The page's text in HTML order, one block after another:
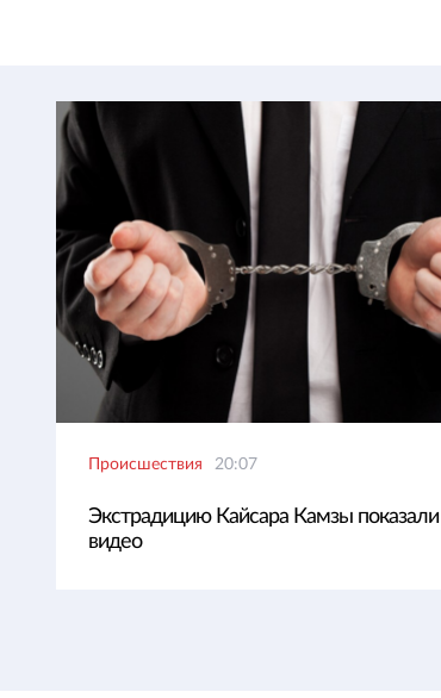
Происшествия 20:07
Экстрадицию Кайсара Камзы показали
видео